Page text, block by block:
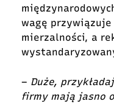
wagę
mierzalności, a
– Duże,
firmy mają jasno